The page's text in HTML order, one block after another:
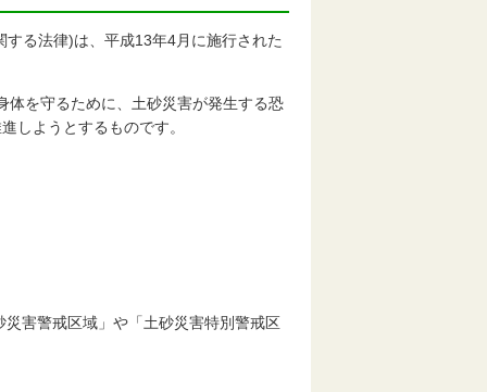
る法律)は、平成13年4月に施行された
を守るために、土砂災害が発生する恐
しようとするものです。
害警戒区域」や「土砂災害特別警戒区